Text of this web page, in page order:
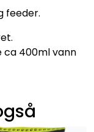
feeder.
400ml vann